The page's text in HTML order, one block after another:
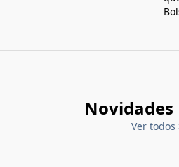
Novidades
Ver todos